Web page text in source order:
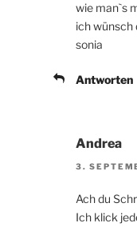
wie man`s
ich wünsch
sonia
Antworten
Andrea
3.
Ach du
Ich klick